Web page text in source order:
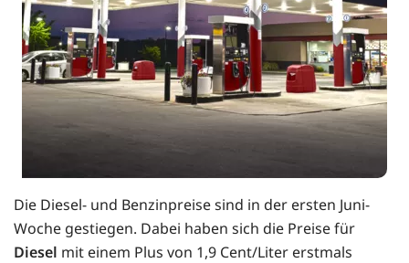
Die Diesel- und Benzinpreise sind in der ersten Juni-
Woche gestiegen. Dabei haben sich die Preise für
Diesel mit einem Plus von 1,9 Cent/Liter erstmals